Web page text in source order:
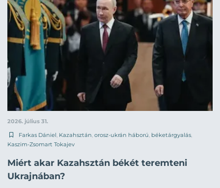
2026. július 31.
Farkas Dániel, Kazahsztán, orosz-ukrán háború, béketárgyalás,
Kaszim-Zsomart Tokajev
Miért akar Kazahsztán békét teremteni
Ukrajnában?